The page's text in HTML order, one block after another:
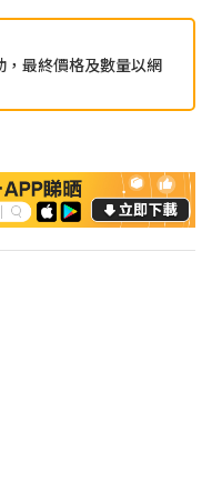
最終價格及數量以網